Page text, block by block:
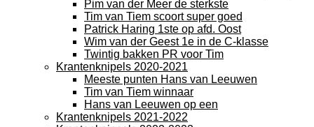
Pim van der Meer de sterkste
Tim van Tiem scoort super goed
Patrick Haring 1ste op afd. Oost
Wim van der Geest 1e in de C-klasse
Twintig bakken PR voor Tim
Krantenknipels 2020-2021
Meeste punten Hans van Leeuwen
Tim van Tiem winnaar
Hans van Leeuwen op een
Krantenknipels 2021-2022